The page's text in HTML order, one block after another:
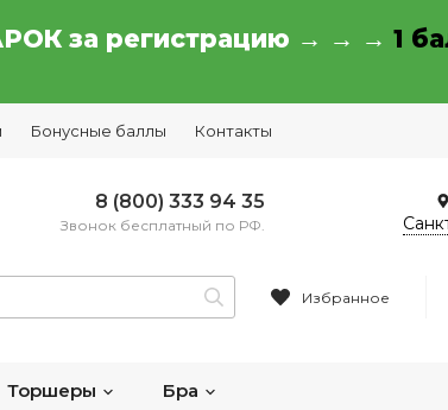
за регистрацию → → → 1
Бонусные баллы Контакты
8 (800) 333 94 35
Звонок бесплатный по РФ.
Избранное
Торшеры Бра